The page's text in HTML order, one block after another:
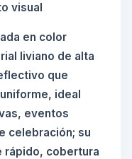
visual
en color
liviano de alta
que
ideal
eventos
celebración; su
rápido, cobertura